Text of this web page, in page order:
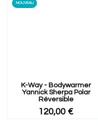
K-Way - Bodywarmer
Yannick Sherpa Polar
Réversible
120,00 €
NOUVEAU